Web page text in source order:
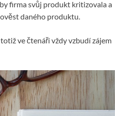
firma svůj produkt kritizovala a
daného produktu.
ve čtenáři vždy vzbudí zájem